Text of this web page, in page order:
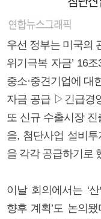
우선 정부는 미국의
위기극복 자금’ 16
중소·중견기업에
자금 공급 ▷긴급경
또 신규 수출시장 진
을, 첨단사업 설비
을 각각 공급하기로
이날 회의에서는 ‘
향후 계획’도 논의